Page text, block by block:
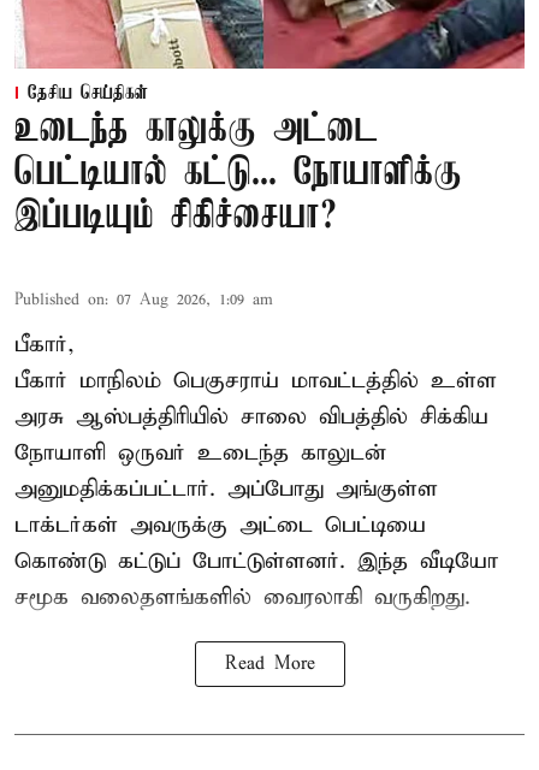
தேசிய செய்திகள்
உடைந்த காலுக்கு அட்டை
பெட்டியால் கட்டு... நோயாளிக்கு
இப்படியும் சிகிச்சையா?
Published on: 07 Aug 2026, 1:09 am
பீகார்,
பீகார் மாநிலம் பெகுசராய் மாவட்டத்தில் உள்ள
அரசு ஆஸ்பத்திரியில் சாலை விபத்தில் சிக்கிய
நோயாளி ஒருவர் உடைந்த காலுடன்
அனுமதிக்கப்பட்டார். அப்போது அங்குள்ள
டாக்டர்கள் அவருக்கு அட்டை பெட்டியை
கொண்டு கட்டுப் போட்டுள்ளனர். இந்த வீடியோ
சமூக வலைதளங்களில் வைரலாகி வருகிறது.
Read More